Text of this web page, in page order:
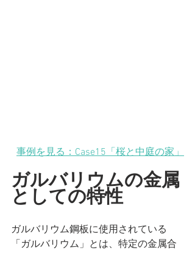
事例を見る：Case15「桜と中庭の家」
ガルバリウムの金属
としての特性
ガルバリウム鋼板に使用されている
「ガルバリウム」とは、特定の金属合